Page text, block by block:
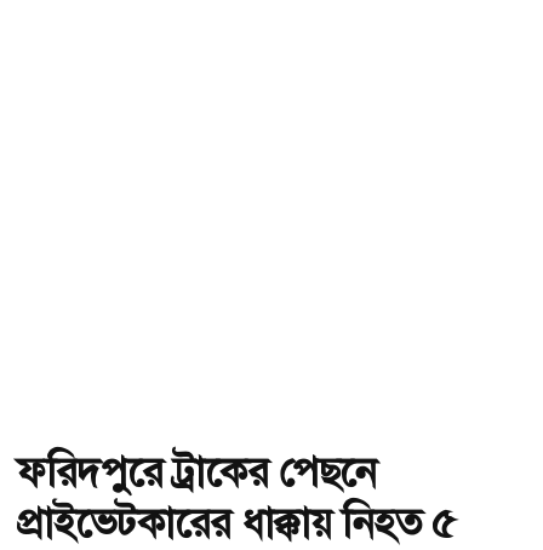
ফরিদপুরে ট্রাকের পেছনে
প্রাইভেটকারের ধাক্কায় নিহত ৫